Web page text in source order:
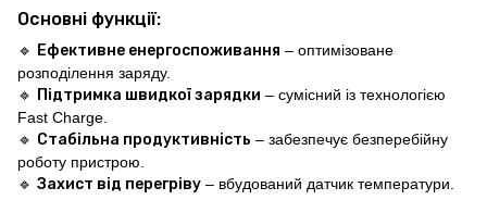
Основні функції:
🔹 Ефективне енергоспоживання – оптимізоване
розподілення заряду.
🔹 Підтримка швидкої зарядки – сумісний із технологією
Fast Charge.
🔹 Стабільна продуктивність – забезпечує безперебійну
роботу пристрою.
🔹 Захист від перегріву – вбудований датчик температури.